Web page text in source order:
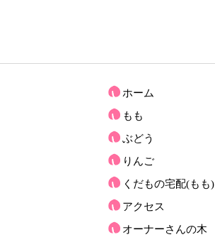
ホーム
もも
ぶどう
りんご
くだもの宅配(もも)
アクセス
オーナーさんの木